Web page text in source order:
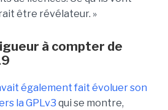
être révélateur. »
à compter de
également fait évoluer son
la GPLv3 qui se montre,